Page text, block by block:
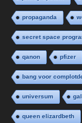
propaganda
secret space
qanon pfizer
bang voor
universum
queen elizardbeth